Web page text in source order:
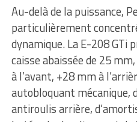
Au-delà de la puissance,
particulièrement
dynamique. La E-208 GTi
caisse abaissée de 25
à l’avant, +28 mm à
autobloquant mécanique,
antiroulis arrière,